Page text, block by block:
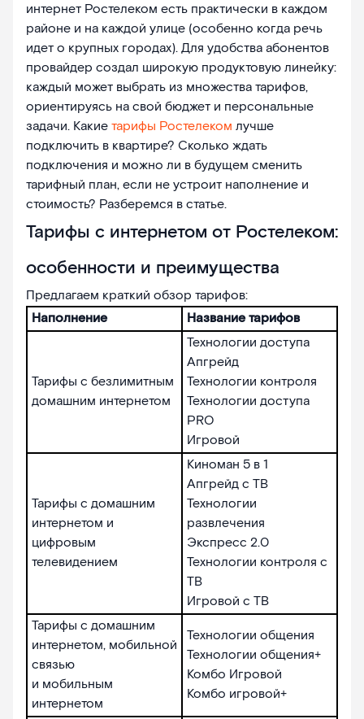
интернет Ростелеком есть практически в каждом
районе и на каждой улице (особенно когда речь
идет о крупных городах). Для удобства абонентов
провайдер создал широкую продуктовую линейку:
каждый может выбрать из множества тарифов,
ориентируясь на свой бюджет и персональные
задачи. Какиетарифы Ростелеком лучше
подключить в квартире? Сколько ждать
подключения и можно ли в будущем сменить
тарифный план, если не устроит наполнение и
стоимость? Разберемся в статье.
Тарифы с интернетом от Ростелеком:
особенности и преимущества
Предлагаем краткий обзор тарифов:
Наполнение
Название тарифов
Тарифы с безлимитным
домашним интернетом
Технологии доступа
Апгрейд
Технологии контроля
Технологии доступа
PRO
Игровой
Тарифы с домашним
интернетом и
цифровым
телевидением
Киноман 5 в 1
Апгрейд с ТВ
Технологии
развлечения
Экспресс 2.0
Технологии контроля с
ТВ
Игровой с ТВ
Тарифы с домашним
интернетом, мобильной
связью
и мобильным
интернетом
Технологии общения
Технологии общения+
Комбо Игровой
Комбо игровой+